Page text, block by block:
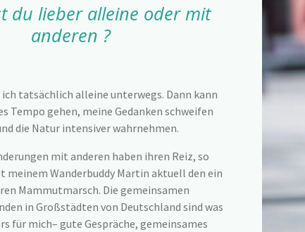
du lieber alleine oder mit
anderen ?
tatsächlich alleine unterwegs. Dann kann
Tempo gehen, meine Gedanken schweifen
die Natur intensiver wahrnehmen.
mit anderen haben ihren Reiz, so
meinem Wanderbuddy Martin aktuell den ein
Mammutmarsch. Die gemeinsamen
in Großstädten von Deutschland sind was
für mich– gute Gespräche, gemeinsames